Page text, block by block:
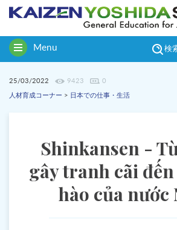
Toggle
navigation
Menu 検
25/03/2022 9423 0
人材育成コーナー > 日本での仕事・生活
Shinkansen -
gây tranh cãi
hào của nước